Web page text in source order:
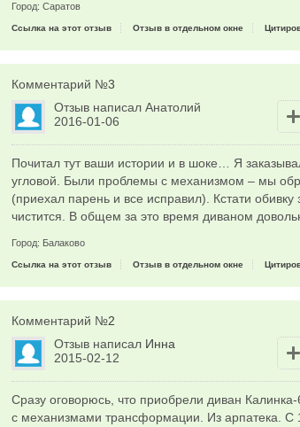
Город: Саратов
Ссылка на этот отзыв Отзыв в отдельном окне
Комментарий №3
Отзыв написал Анатолий
2016-01-06
Почитал тут ваши истории и в шоке… Я
угловой. Были проблемы с механизмом – мы
(приехал парень и все исправил). Кстати
чистится. В общем за это время диваном
Город: Балаково
Ссылка на этот отзыв Отзыв в отдельном окне
Комментарий №2
Отзыв написал Инна
2015-02-12
Сразу оговорюсь, что приобрели диван
с механизмами трансформации. Из арпатека.